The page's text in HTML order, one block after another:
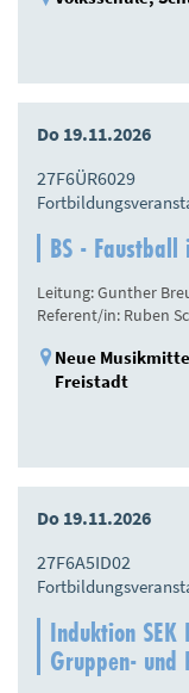
Do 19.11.2026
27F6ÜR6029
BS -
Leitung: Gunther
Referent/in: Ruben
Neue
Freistadt
Do 19.11.2026
27F6A5ID02
Induktion
Gruppen- und